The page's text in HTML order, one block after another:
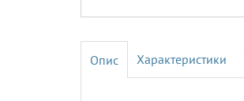
Характеристики